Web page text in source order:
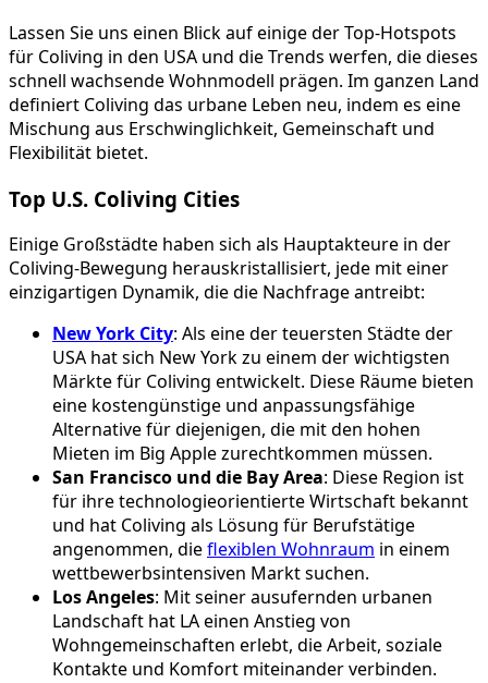
Lassen Sie uns einen Blick auf einige der Top-Hotspots
für Coliving in den USA und die Trends werfen, die dieses
schnell wachsende Wohnmodell prägen. Im ganzen Land
definiert Coliving das urbane Leben neu, indem es eine
Mischung aus Erschwinglichkeit, Gemeinschaft und
Flexibilität bietet.
Top U.S. Coliving Cities
Einige Großstädte haben sich als Hauptakteure in der
Coliving-Bewegung herauskristallisiert, jede mit einer
einzigartigen Dynamik, die die Nachfrage antreibt:
New York City: Als eine der teuersten Städte der
USA hat sich New York zu einem der wichtigsten
Märkte für Coliving entwickelt. Diese Räume bieten
eine kostengünstige und anpassungsfähige
Alternative für diejenigen, die mit den hohen
Mieten im Big Apple zurechtkommen müssen.
San Francisco und die Bay Area: Diese Region ist
für ihre technologieorientierte Wirtschaft bekannt
und hat Coliving als Lösung für Berufstätige
angenommen, dieflexiblen Wohnraum in einem
wettbewerbsintensiven Markt suchen.
Los Angeles: Mit seiner ausufernden urbanen
Landschaft hat LA einen Anstieg von
Wohngemeinschaften erlebt, die Arbeit, soziale
Kontakte und Komfort miteinander verbinden.